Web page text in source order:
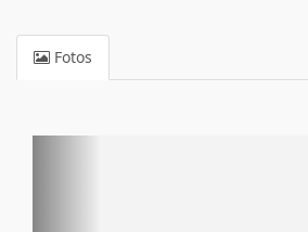
Fotos